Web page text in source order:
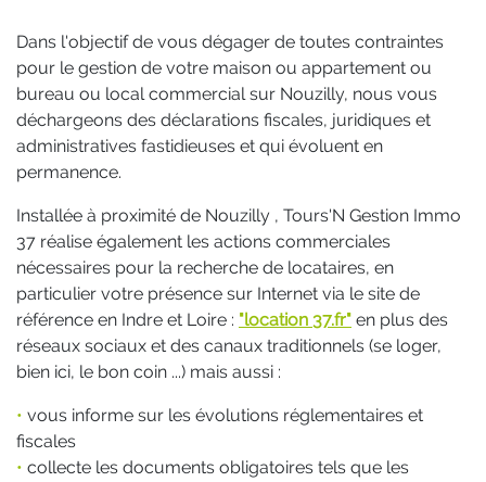
Dans l'objectif de vous dégager de toutes contraintes
pour le gestion de votre maison ou appartement ou
bureau ou local commercial sur Nouzilly, nous vous
déchargeons des déclarations fiscales, juridiques et
administratives fastidieuses et qui évoluent en
permanence.
Installée à proximité de Nouzilly , Tours'N Gestion Immo
37 réalise également les actions commerciales
nécessaires pour la recherche de locataires, en
particulier votre présence sur Internet via le site de
référence en Indre et Loire : "location 37.fr" en plus des
réseaux sociaux et des canaux traditionnels (se loger,
bien ici, le bon coin ...) mais aussi :
• vous informe sur les évolutions réglementaires et
fiscales
• collecte les documents obligatoires tels que les